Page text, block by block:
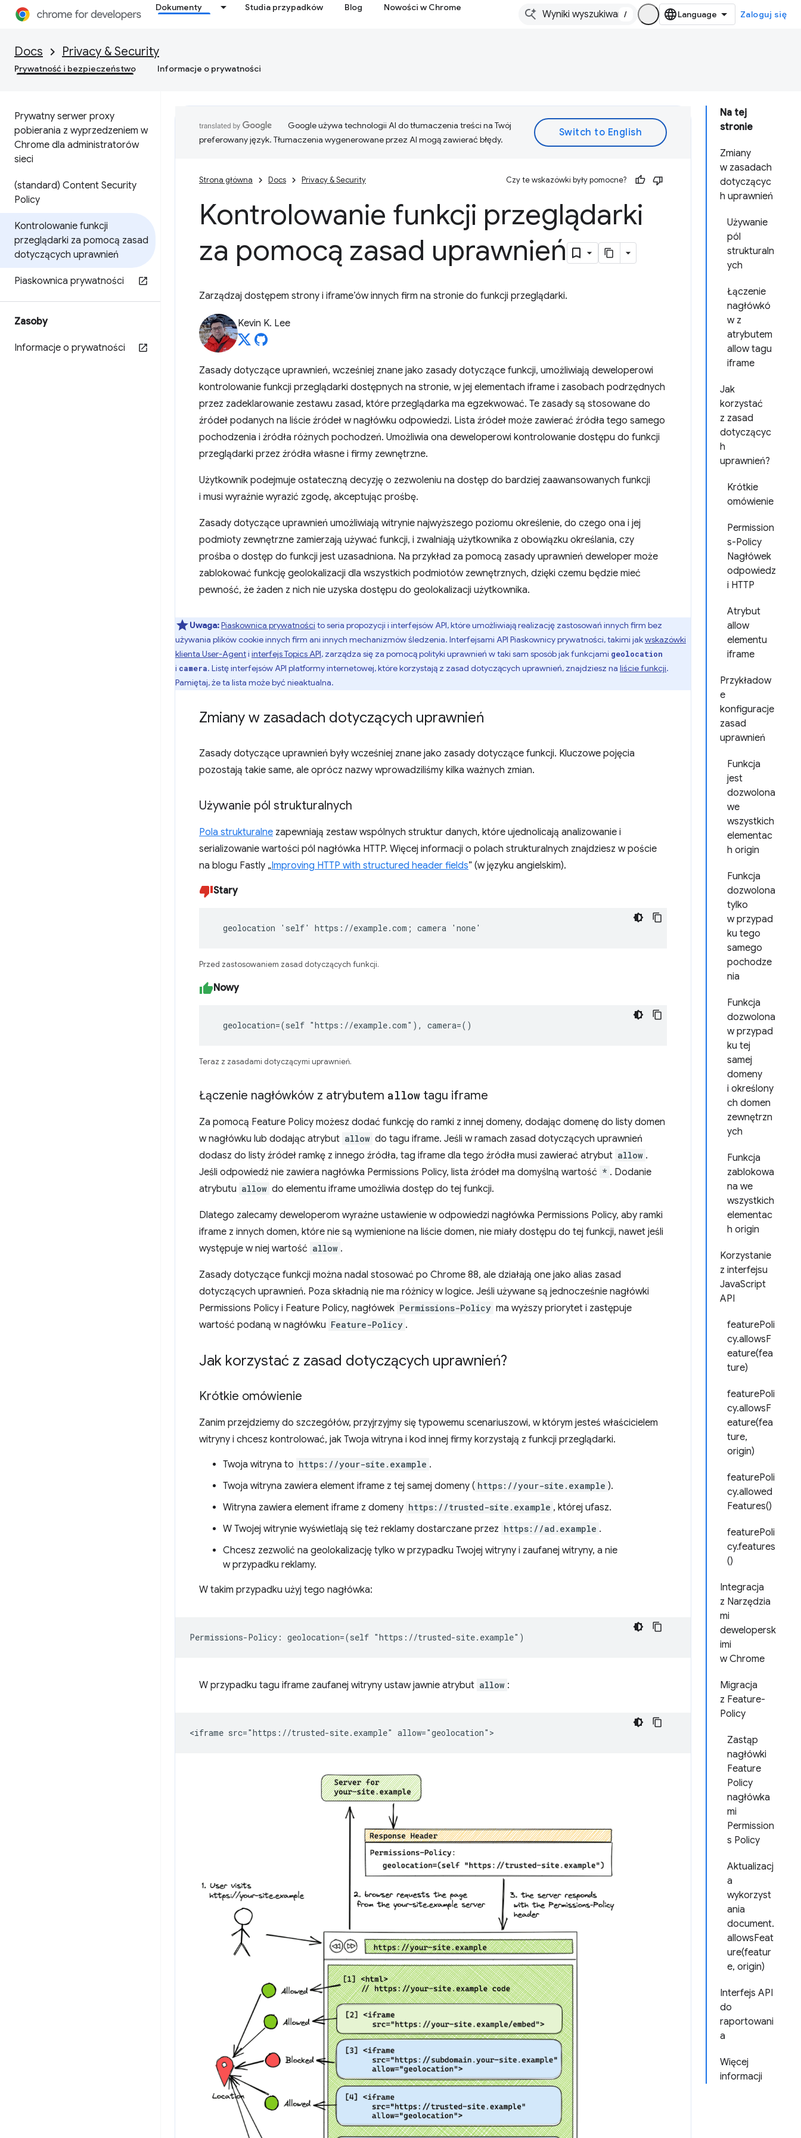
Dokumenty Studia przypadków Blog Nowości w Chrome
/ Zaloguj się
Docs Privacy & Security
Prywatność i bezpieczeństwo Informacje o prywatności
Prywatny serwer proxy
pobierania z wyprzedzeniem w
Chrome dla administratorów
sieci
(standard) Content Security
Policy
Kontrolowanie funkcji
przeglądarki za pomocą zasad
dotyczących uprawnień
Piaskownica prywatności
Zasoby
Informacje o prywatności
Na tej
stronie
Zmiany
w zasadach
dotyczącyc
h uprawnień
Używanie
pól
strukturaln
ych
Łączenie
nagłówkó
w z
atrybutem
allow tagu
iframe
Jak
korzystać
z zasad
dotyczącyc
h
uprawnień?
Krótkie
omówienie
Permission
s-Policy
Nagłówek
odpowiedz
i HTTP
Atrybut
allow
elementu
iframe
Przykładow
e
konfiguracje
zasad
uprawnień
Funkcja
jest
dozwolona
we
wszystkich
elementac
h origin
Funkcja
dozwolona
tylko
w przypad
ku tego
samego
pochodze
nia
Funkcja
dozwolona
w przypad
ku tej
samej
domeny
i określony
ch domen
zewnętrzn
ych
Funkcja
zablokowa
na we
wszystkich
elementac
h origin
Korzystanie
z interfejsu
JavaScript
API
featurePoli
cy.allowsF
eature(fea
ture)
featurePoli
cy.allowsF
eature(fea
ture,
origin)
featurePoli
cy.allowed
Features()
featurePoli
cy.features
()
Integracja
z Narzędzia
mi
dewelopersk
imi
w Chrome
Migracja
z Feature-
Policy
Zastąp
nagłówki
Feature
Policy
nagłówka
mi
Permission
s Policy
Aktualizacj
a
wykorzyst
ania
document.
allowsFeat
ure(featur
e, origin)
Interfejs API
do
raportowani
a
Więcej
informacji
Google używa technologii AI do tłumaczenia treści na Twój
preferowany język. Tłumaczenia wygenerowane przez AI mogą zawierać błędy.
Strona główna Docs Privacy & Security Czy te wskazówki były pomocne?
Kontrolowanie funkcji przeglądarki
za pomocą zasad uprawnień
Zarządzaj dostępem strony i iframe’ów innych firm na stronie do funkcji przeglądarki.
Kevin K. Lee
Zasady dotyczące uprawnień, wcześniej znane jako zasady dotyczące funkcji, umożliwiają deweloperowi
kontrolowanie funkcji przeglądarki dostępnych na stronie, w jej elementach iframe i zasobach podrzędnych
przez zadeklarowanie zestawu zasad, które przeglądarka ma egzekwować. Te zasady są stosowane do
źródeł podanych na liście źródeł w nagłówku odpowiedzi. Lista źródeł może zawierać źródła tego samego
pochodzenia i źródła różnych pochodzeń. Umożliwia ona deweloperowi kontrolowanie dostępu do funkcji
przeglądarki przez źródła własne i firmy zewnętrzne.
Użytkownik podejmuje ostateczną decyzję o zezwoleniu na dostęp do bardziej zaawansowanych funkcji
i musi wyraźnie wyrazić zgodę, akceptując prośbę.
Zasady dotyczące uprawnień umożliwiają witrynie najwyższego poziomu określenie, do czego ona i jej
podmioty zewnętrzne zamierzają używać funkcji, i zwalniają użytkownika z obowiązku określania, czy
prośba o dostęp do funkcji jest uzasadniona. Na przykład za pomocą zasady uprawnień deweloper może
zablokować funkcję geolokalizacji dla wszystkich podmiotów zewnętrznych, dzięki czemu będzie mieć
pewność, że żaden z nich nie uzyska dostępu do geolokalizacji użytkownika.
Uwaga:Piaskownica prywatności to seria propozycji i interfejsów API, które umożliwiają realizację zastosowań innych firm bez
używania plików cookie innych firm ani innych mechanizmów śledzenia. Interfejsami API Piaskownicy prywatności, takimi jakwskazówki
klienta User-Agenti interfejs Topics API, zarządza się za pomocą polityki uprawnień w taki sam sposób jak funkcjami geolocation
i camera. Listę interfejsów API platformy internetowej, które korzystają z zasad dotyczących uprawnień, znajdziesz na liście funkcji.
Pamiętaj, że ta lista może być nieaktualna.
Zmiany w zasadach dotyczących uprawnień
Zasady dotyczące uprawnień były wcześniej znane jako zasady dotyczące funkcji. Kluczowe pojęcia
pozostają takie same, ale oprócz nazwy wprowadziliśmy kilka ważnych zmian.
Używanie pól strukturalnych
Pola strukturalne zapewniają zestaw wspólnych struktur danych, które ujednolicają analizowanie i
serializowanie wartości pól nagłówka HTTP. Więcej informacji o polach strukturalnych znajdziesz w poście
na blogu Fastly „Improving HTTP with structured header fields” (w języku angielskim).
Stary
  geolocation 'self' https://example.com; camera 'none'
Przed zastosowaniem zasad dotyczących funkcji.
Nowy
  geolocation=(self "https://example.com"), camera=()
Teraz z zasadami dotyczącymi uprawnień.
Łączenie nagłówków z atrybutem allow tagu iframe
Za pomocą Feature Policy możesz dodać funkcję do ramki z innej domeny, dodając domenę do listy domen
w nagłówku lub dodając atrybut allow do tagu iframe. Jeśli w ramach zasad dotyczących uprawnień
dodasz do listy źródeł ramkę z innego źródła, tag iframe dla tego źródła musi zawierać atrybut allow .
Jeśli odpowiedź nie zawiera nagłówka Permissions Policy, lista źródeł ma domyślną wartość * . Dodanie
atrybutu allow do elementu iframe umożliwia dostęp do tej funkcji.
Dlatego zalecamy deweloperom wyraźne ustawienie w odpowiedzi nagłówka Permissions Policy, aby ramki
iframe z innych domen, które nie są wymienione na liście domen, nie miały dostępu do tej funkcji, nawet jeśli
występuje w niej wartość allow .
Zasady dotyczące funkcji można nadal stosować po Chrome 88, ale działają one jako alias zasad
dotyczących uprawnień. Poza składnią nie ma różnicy w logice. Jeśli używane są jednocześnie nagłówki
Permissions Policy i Feature Policy, nagłówek Permissions-Policy ma wyższy priorytet i zastępuje
wartość podaną w nagłówku Feature-Policy .
Jak korzystać z zasad dotyczących uprawnień?
Krótkie omówienie
Zanim przejdziemy do szczegółów, przyjrzyjmy się typowemu scenariuszowi, w którym jesteś właścicielem
witryny i chcesz kontrolować, jak Twoja witryna i kod innej firmy korzystają z funkcji przeglądarki.
Twoja witryna to https://your-site.example .
Twoja witryna zawiera element iframe z tej samej domeny ( https://your-site.example ).
Witryna zawiera element iframe z domeny https://trusted-site.example , której ufasz.
W Twojej witrynie wyświetlają się też reklamy dostarczane przez https://ad.example .
Chcesz zezwolić na geolokalizację tylko w przypadku Twojej witryny i zaufanej witryny, a nie
w przypadku reklamy.
W takim przypadku użyj tego nagłówka:
W przypadku tagu iframe zaufanej witryny ustaw jawnie atrybut allow :